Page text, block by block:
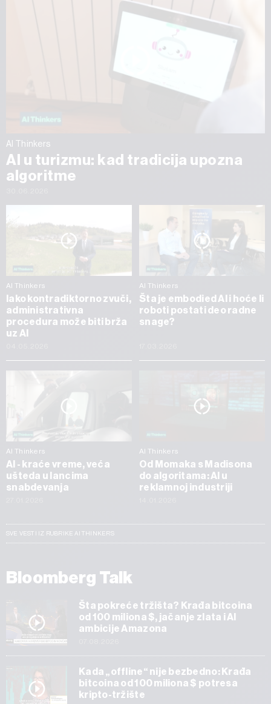
AI Thinkers
AI u turizmu: kad tradicija upozna
algoritme
AI Thinkers
Iako kontradiktorno zvuči,
administrativna
procedura može biti brža
uz AI
AI Thinkers
Šta je embodied AI i hoće li
roboti postati deo radne
snage?
AI Thinkers
AI - kraće vreme, veća
ušteda u lancima
snabdevanja
AI Thinkers
Od Momaka s Madisona
do algoritama: AI u
reklamnoj industriji
SVE VESTI IZ RUBRIKE AI THINKERS
Bloomberg Talk
Šta pokreće tržišta? Krađa bitcoina
od 100 miliona $, jačanje zlata i AI
ambicije Amazona
Kada „offline“ nije bezbedno: Krađa
bitcoina od 100 miliona $ potresa
kripto-tržište